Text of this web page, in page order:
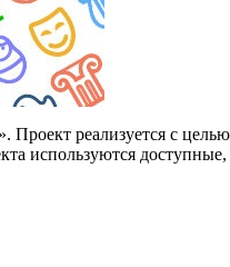
реализуется с
используются